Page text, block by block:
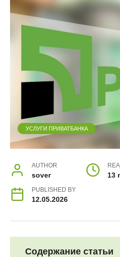
УСЛУГИ ПРИВАТБАНКА
AUTHOR
sover 13
PUBLISHED BY
12.05.2026
Содержание статьи